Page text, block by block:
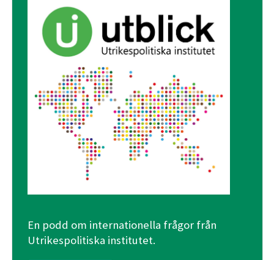
En podd om internationella frågor från
Utrikespolitiska institutet.